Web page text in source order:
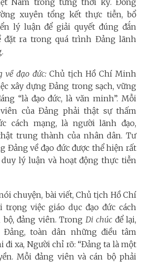
xuyên tổng kết thực tiễn, bổ
lý luận để giải quyết đúng đắn
đặt ra trong quá trình Đảng lãnh
về đạo đức: Chủ tịch Hồ Chí Minh
xây dựng Đảng trong sạch, vững
“là đạo đức, là văn minh”. Mỗi
của Đảng phải thật sự thấm
cách mạng, là người lãnh đạo,
trung thành của nhân dân. Tư
Đảng về đạo đức được thể hiện rất
lý luận và hoạt động thực tiễn
chuyện, bài viết, Chủ tịch Hồ Chí
việc giáo dục đạo đức cách
đảng viên. Trong Di chúc để lại,
Đảng, toàn dân những điều tâm
đi xa, Người chỉ rõ: “Đảng ta là một
Mỗi đảng viên và cán bộ phải